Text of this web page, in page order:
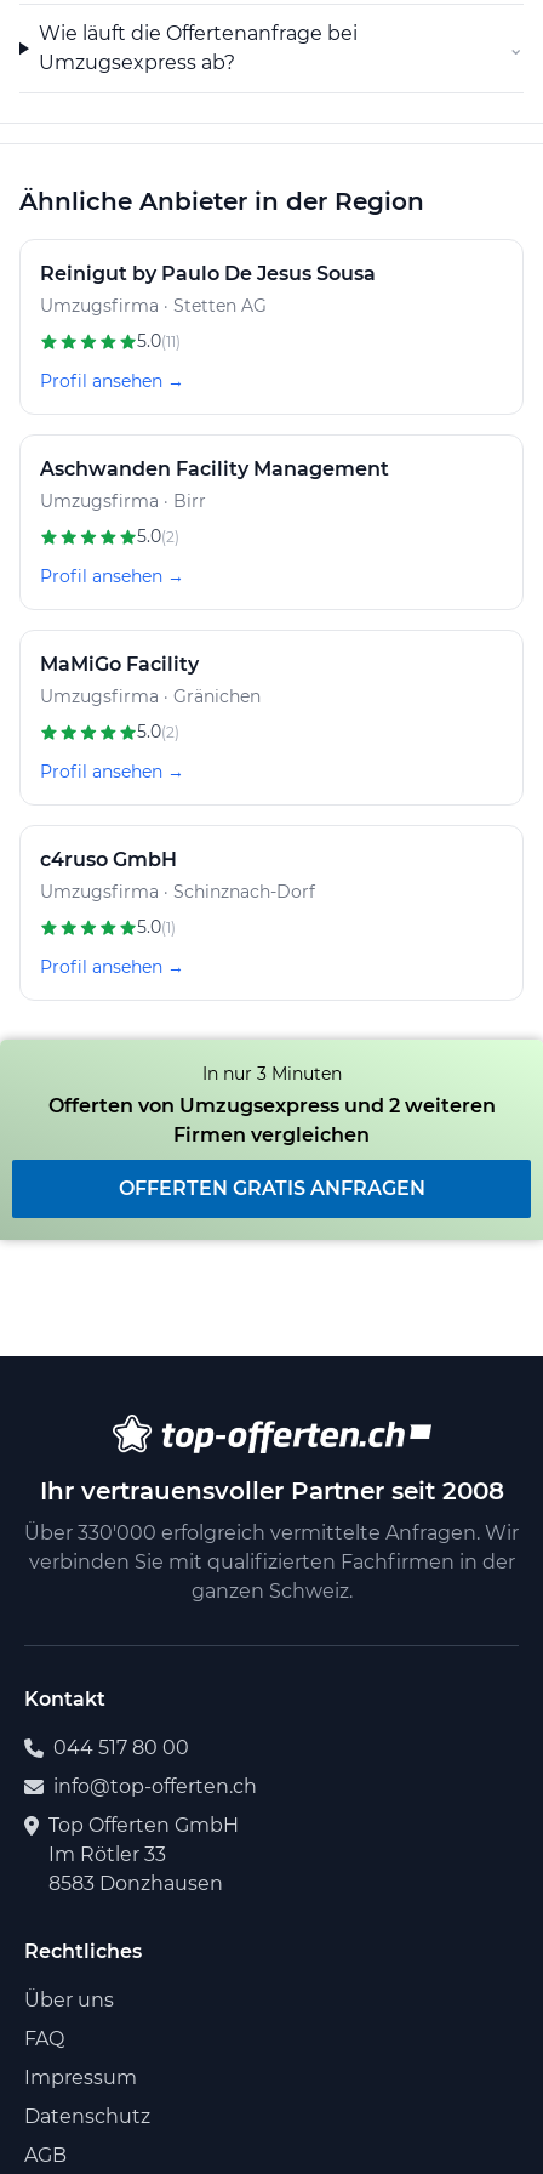
speziellen Bedingungen informieren.
Insgesamt deckt Umzugsexpress die Anliegen rund um
Umzüge und Wohnungsreinigungen im Raum
Spreitenbach ab. Die Ausgestaltung des Angebots
oder per E-Mail angefragt werden.
Wie läuft die Offertenanfrage bei
Umzugsexpress ab?
⌄
Ähnliche Anbieter in der Region
Reinigut by Paulo De Jesus Sousa
Umzugsfirma · Stetten AG
5.0(11)
Profil ansehen →
Aschwanden Facility Management
Umzugsfirma · Birr
5.0(2)
Profil ansehen →
MaMiGo Facility
Umzugsfirma · Gränichen
5.0(2)
Profil ansehen →
c4ruso GmbH
Umzugsfirma · Schinznach-Dorf
5.0(1)
Profil ansehen →
In nur 3 Minuten
Offerten von Umzugsexpress und 2 weiteren
Firmen vergleichen
OFFERTEN GRATIS ANFRAGEN
Ihr vertrauensvoller Partner seit 2008
Über 330'000 erfolgreich vermittelte Anfragen. Wir
verbinden Sie mit qualifizierten Fachfirmen in der
ganzen Schweiz.
Kontakt
044 517 80 00
info@top-offerten.ch
Top Offerten GmbH
Im Rötler 33
8583 Donzhausen
Rechtliches
Über uns
FAQ
Impressum
Datenschutz
AGB